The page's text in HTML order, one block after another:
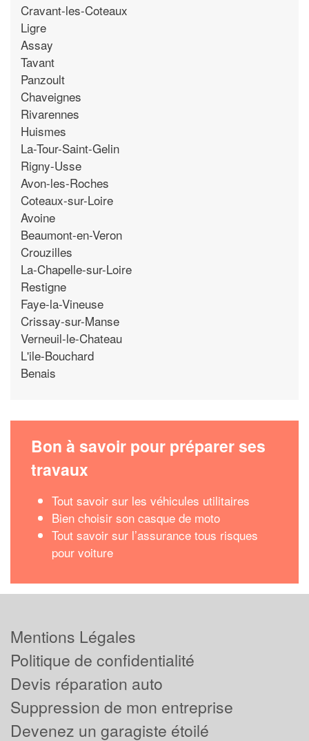
Cravant-les-Coteaux
Ligre
Assay
Tavant
Panzoult
Chaveignes
Rivarennes
Huismes
La-Tour-Saint-Gelin
Rigny-Usse
Avon-les-Roches
Coteaux-sur-Loire
Avoine
Beaumont-en-Veron
Crouzilles
La-Chapelle-sur-Loire
Restigne
Faye-la-Vineuse
Crissay-sur-Manse
Verneuil-le-Chateau
L'ile-Bouchard
Benais
Bon à savoir pour préparer ses
travaux
Tout savoir sur les véhicules utilitaires
Bien choisir son casque de moto
Tout savoir sur l’assurance tous risques
pour voiture
Mentions Légales
Politique de confidentialité
Devis réparation auto
Suppression de mon entreprise
Devenez un garagiste étoilé